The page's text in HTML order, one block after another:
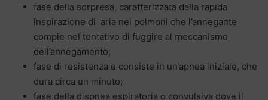
fase della sorpresa, caratterizzata dalla rapida
inspirazione di aria nei polmoni che l’annegante
compie nel tentativo di fuggire al meccanismo
dell’annegamento;
fase di resistenza e consiste in un’apnea iniziale, che
dura circa un minuto;
fase della dispnea espiratoria o convulsiva dove il